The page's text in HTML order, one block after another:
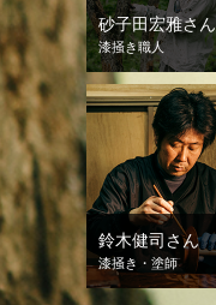
砂子田宏雅さん
漆掻き職人
鈴木健司さん
漆掻き・塗師